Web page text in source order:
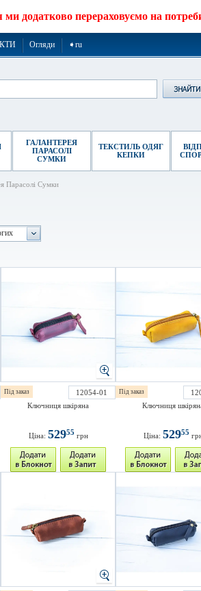
додатково перераховуємо на
Огляди ➧ru
ГАЛАНТЕРЕЯ
ПАРАСОЛІ
СУМКИ
ТЕКСТИЛЬ ОДЯГ
КЕПКИ
Парасолі Сумки
Під заказ
12054-01
Ключниця шкіряна
Ціна: 52955 грн
Під заказ
Ключниця
Ціна: 52955